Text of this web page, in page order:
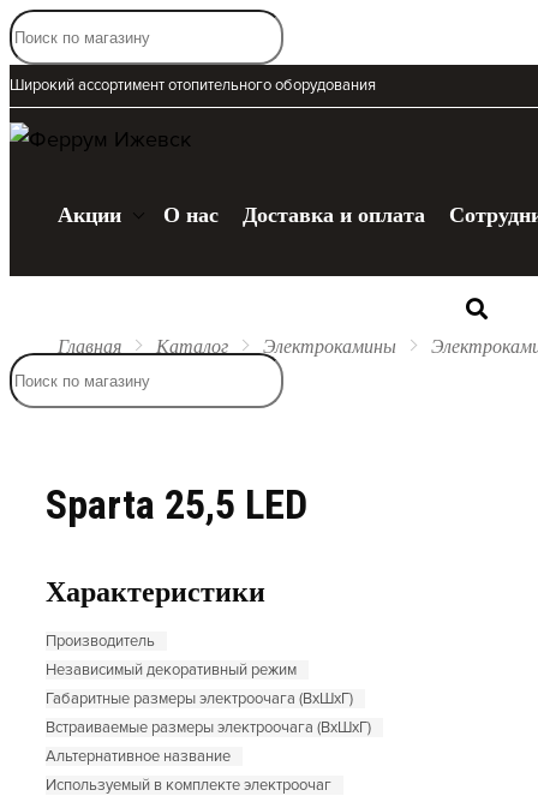
Широкий ассортимент отопительного оборудования
Акции О нас Доставка и оплата
Главная Каталог Электрокамины
Sparta 25,5 LED
Характеристики
Производитель
Независимый декоративный режим
Габаритные размеры электроочага (ВхШхГ)
Встраиваемые размеры электроочага (ВхШхГ)
Альтернативное название
Используемый в комплекте электроочаг